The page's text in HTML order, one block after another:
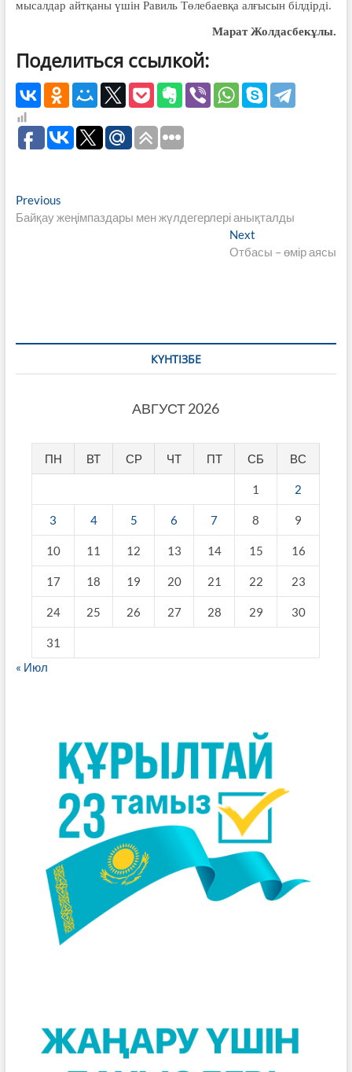
мысалдар айтқаны үшін Равиль Төле­баевқа алғысын білдірді.
Марат Жолдасбекұлы.
Поделиться ссылкой:
Навигация
по
PreviousPrevious
post:
Байқау жеңімпаздары мен жүлдегерлері анықталды
Next
post:
Отбасы – өмір аясы
КҮНТІЗБЕ
АВГУСТ 2026
ПН ВТ СР ЧТ ПТ СБ ВС
1 2
3 4 5 6 7 8 9
10 11 12 13 14 15 16
17 18 19 20 21 22 23
24 25 26 27 28 29 30
31
« Июл